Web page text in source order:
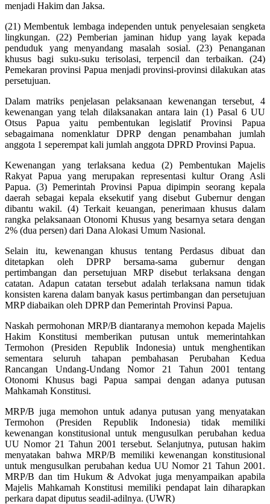
menjadi Hakim dan Jaksa.
(21) Membentuk lembaga independen untuk penyelesaian sengketa
lingkungan. (22) Pemberian jaminan hidup yang layak kepada
penduduk yang menyandang masalah sosial. (23) Penanganan
khusus bagi suku-suku terisolasi, terpencil dan terbaikan. (24)
Pemekaran provinsi Papua menjadi provinsi-provinsi dilakukan atas
persetujuan.
Dalam matriks penjelasan pelaksanaan kewenangan tersebut, 4
kewenangan yang telah dilaksanakan antara lain (1) Pasal 6 UU
Otsus Papua yaitu pembentukan legislatif Provinsi Papua
sebagaimana nomenklatur DPRP dengan penambahan jumlah
anggota 1 seperempat kali jumlah anggota DPRD Provinsi Papua.
Kewenangan yang terlaksana kedua (2) Pembentukan Majelis
Rakyat Papua yang merupakan representasi kultur Orang Asli
Papua. (3) Pemerintah Provinsi Papua dipimpin seorang kepala
daerah sebagai kepala eksekutif yang disebut Gubernur dengan
dibantu wakil. (4) Terkait keuangan, penerimaan khusus dalam
rangka pelaksanaan Otonomi Khusus yang besarnya setara dengan
2% (dua persen) dari Dana Alokasi Umum Nasional.
Selain itu, kewenangan khusus tentang Perdasus dibuat dan
ditetapkan oleh DPRP bersama-sama gubernur dengan
pertimbangan dan persetujuan MRP disebut terlaksana dengan
catatan. Adapun catatan tersebut adalah terlaksana namun tidak
konsisten karena dalam banyak kasus pertimbangan dan persetujuan
MRP diabaikan oleh DPRP dan Pemerintah Provinsi Papua.
Naskah permohonan MRP/B diantaranya memohon kepada Majelis
Hakim Konstitusi memberikan putusan untuk memerintahkan
Termohon (Presiden Republik Indonesia) untuk menghentikan
sementara seluruh tahapan pembahasan Perubahan Kedua
Rancangan Undang-Undang Nomor 21 Tahun 2001 tentang
Otonomi Khusus bagi Papua sampai dengan adanya putusan
Mahkamah Konstitusi.
MRP/B juga memohon untuk adanya putusan yang menyatakan
Termohon (Presiden Republik Indonesia) tidak memiliki
kewenangan konstitusional untuk mengusulkan perubahan kedua
UU Nomor 21 Tahun 2001 tersebut. Selanjutnya, putusan hakim
menyatakan bahwa MRP/B memiliki kewenangan konstitusional
untuk mengusulkan perubahan kedua UU Nomor 21 Tahun 2001.
MRP/B dan tim Hukum & Advokat juga menyampaikan apabila
Majelis Mahkamah Konstitusi memiliki pendapat lain diharapkan
perkara dapat diputus seadil-adilnya. (UWR)